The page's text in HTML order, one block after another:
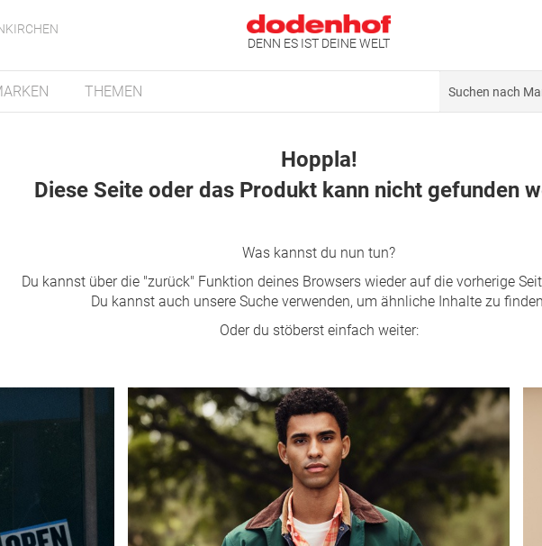
DENN ES IST DEINE WELT
THEMEN
Hoppla!
Diese Seite oder das Produkt kann nicht gefunden
Was kannst du nun tun?
Du kannst über die "zurück" Funktion deines Browsers wieder auf die vorherige
Du kannst auch unsere Suche verwenden, um ähnliche Inhalte zu
Oder du stöberst einfach weiter: